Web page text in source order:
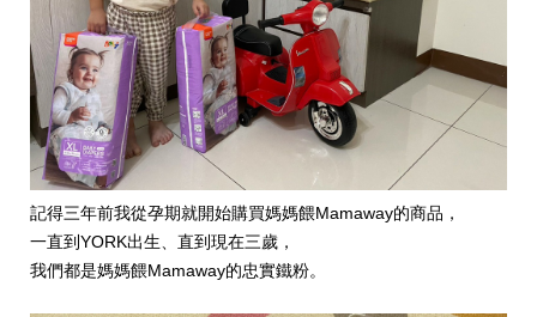
記得三年前我從孕期就開始購買媽媽餵Mamaway的商品，
一直到YORK出生、直到現在三歲，
我們都是媽媽餵Mamaway的忠實鐵粉。